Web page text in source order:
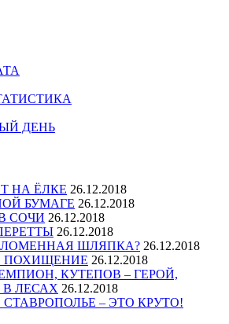
ДЕНЬ
НА ЁЛКЕ 26.12.2018
БУМАГЕ 26.12.2018
СОЧИ 26.12.2018
26.12.2018
ШЛЯПКА? 26.12.2018
ПОХИЩЕНИЕ 26.12.2018
КУТЕПОВ – ГЕРОЙ,
ЛЕСАХ 26.12.2018
– ЭТО КРУТО!